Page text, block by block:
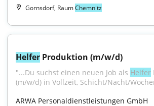
Gornsdorf, RaumChemnitz
Helfer Produktion (m/w/d)
"...Du suchst einen neuen Job als Helfer
(m/w/d) in Vollzeit, Schicht/Nacht/
ARWA Personaldienstleistungen GmbH